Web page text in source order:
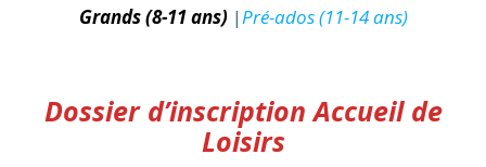
Grands (8-11 ans)|Pré-ados (11-14 ans)
Dossier d’inscription Accueil de
Loisirs